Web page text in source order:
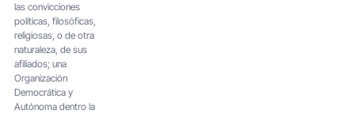
las convicciones
políticas, filosóficas,
religiosas, o de otra
naturaleza, de sus
afiliados; una
Organización
Democrática y
Autónoma dentro la